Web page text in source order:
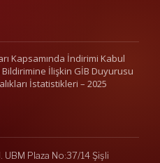
Kapsamında İndirimi Kabul
İlişkin GİB Duyurusu
İstatistikleri – 2025
UBM Plaza No:37/14 Şişli